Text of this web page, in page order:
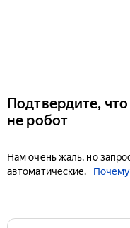
Подтвердите,
не робот
Нам очень жаль, но
автоматические.
Почему